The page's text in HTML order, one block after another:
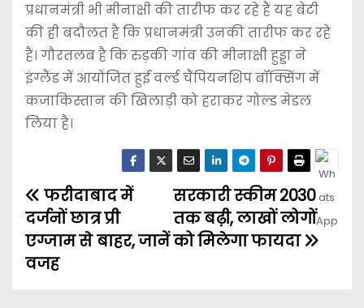
प्रधानमंत्री भी मीनाक्षी की तारीफ कर रहे हैं यह बेटी
की ही बदौलत है कि प्रधानमंत्री उनकी तारीफ कर रहे
हैं। गौरतलब है कि रुड़की गांव की मीनाक्षी हुड्डा ने
इंग्लैंड में आयोजित हुई वर्ल्ड चैंपियनशिप बॉक्सिंग में
कजाकिस्तान की खिलाड़ी को हराकर गोल्ड मेडल
लिया है।
सरकारी स्कीम 2030
तक बढ़ी, लाखों लोगों
को मिलेगा फायदा
फरीदाबाद में
दर्जनों छात्र प्री
एग्जाम से बाहर, जानें
वजह